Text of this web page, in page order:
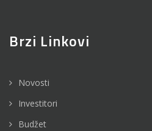
Brzi Linkovi
Novosti
Investitori
Budžet